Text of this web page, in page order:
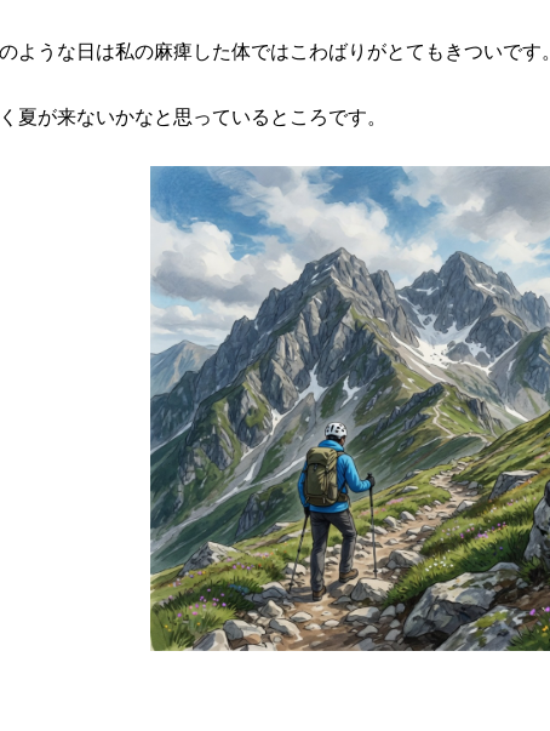
ような日は私の麻痺した体ではこわばりがとてもきついです。
夏が来ないかなと思っているところです。